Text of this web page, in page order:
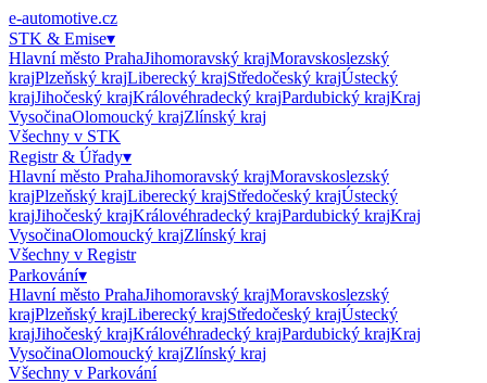
e-automotive.cz
STK & Emise▾
Hlavní město PrahaJihomoravský krajMoravskoslezský
krajPlzeňský krajLiberecký krajStředočeský krajÚstecký
krajJihočeský krajKrálovéhradecký krajPardubický krajKraj
VysočinaOlomoucký krajZlínský kraj
Všechny v STK
Registr & Úřady▾
Hlavní město PrahaJihomoravský krajMoravskoslezský
krajPlzeňský krajLiberecký krajStředočeský krajÚstecký
krajJihočeský krajKrálovéhradecký krajPardubický krajKraj
VysočinaOlomoucký krajZlínský kraj
Všechny v Registr
Parkování▾
Hlavní město PrahaJihomoravský krajMoravskoslezský
krajPlzeňský krajLiberecký krajStředočeský krajÚstecký
krajJihočeský krajKrálovéhradecký krajPardubický krajKraj
VysočinaOlomoucký krajZlínský kraj
Všechny v Parkování